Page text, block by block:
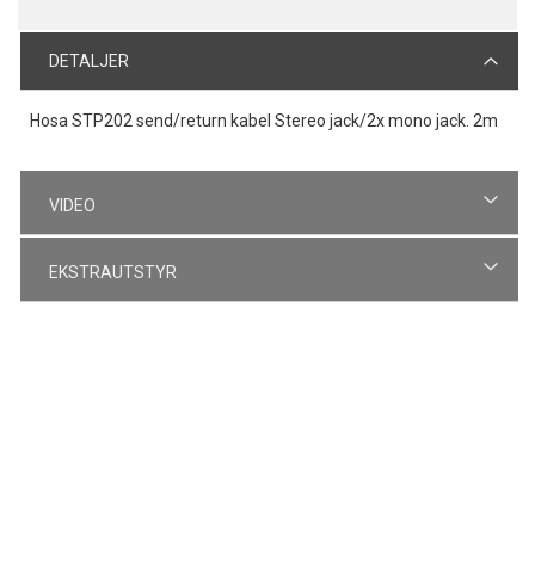
DETALJER
Hosa STP202 send/return kabel Stereo jack/2x mono jack. 2m
VIDEO
EKSTRAUTSTYR